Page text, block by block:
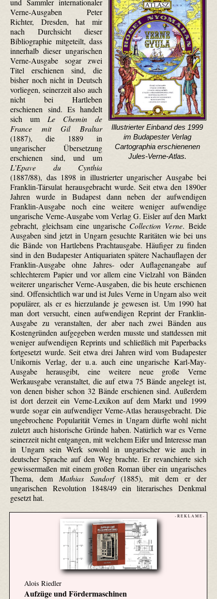
Illustrierter Einband des 1999
im Budapester Verlag
Cartographia erschienenen
Jules-Verne-Atlas.
und Sammler internationaler
Verne-Ausgaben Peter
Richter, Dresden, hat mir
nach Durchsicht dieser
Bibliographie mitgeteilt, dass
innerhalb dieser ungarischen
Verne-Ausgabe sogar zwei
Titel erschienen sind, die
bisher noch nicht in Deutsch
vorliegen, seinerzeit also auch
nicht bei Hartleben
erschienen sind. Es handelt
sich umLe Chemin de
France mit Gil Braltar
(1887), die 1889 in
ungarischer Übersetzung
erschienen sind, und um
L’Epave du Cynthia
(1887/88), das 1898 in illustrierter ungarischer Ausgabe bei
Franklin-Társulat herausgebracht wurde. Seit etwa den 1890er
Jahren wurde in Budapest dann neben der aufwendigen
Franklin-Ausgabe noch eine weitere weniger aufwendige
ungarische Verne-Ausgabe vom Verlag G. Eisler auf den Markt
gebracht, gleichsam eine ungarische Collection Verne. Beide
Ausgaben sind jetzt in Ungarn gesuchte Raritäten wie bei uns
die Bände von Hartlebens Prachtausgabe. Häufiger zu finden
sind in den Budapester Antiquariaten spätere Nach­auflagen der
Franklin-Ausgabe ohne Jahres- oder Auflagenangabe auf
schlechterem Papier und vor allem eine Vielzahl von Bänden
weiterer ungarischer Verne-Ausgaben, die bis heute erschienen
sind. Offensichtlich war und ist Jules Verne in Ungarn also weit
populärer, als er es hierzulande je gewesen ist. Um 1990 hat
man dort versucht, einen aufwendigen Reprint der Franklin-
Ausgabe zu veranstalten, der aber nach zwei Bänden aus
Kostengründen aufgegeben werden musste und stattdessen mit
weniger aufwendigen Reprints und schließlich mit Paper­backs
fortgesetzt wurde. Seit etwa drei Jahren wird vom Budapester
Unikornis Verlag, der u. a. auch eine ungarische Karl-May-
Ausgabe herausgibt, eine weitere neue große Verne
Werkausgabe veranstaltet, die auf etwa 75 Bände angelegt ist,
von denen bisher schon 32 Bände erschienen sind. Außerdem
ist dort derzeit ein Verne-Lexikon auf dem Markt und 1999
wurde sogar ein aufwendiger Verne-Atlas herausgebracht. Die
ungebrochene Popularität Vernes in Ungarn dürfte wohl nicht
zuletzt auch historische Gründe haben. Natürlich war es Verne
seinerzeit nicht entgangen, mit welchem Eifer und Interesse man
in Ungarn sein Werk sowohl in ungarischer wie auch in
deutscher Sprache auf den Weg brachte. Er revanchierte sich
gewissermaßen mit einem großen Roman über ein ungarisches
Thema, demMathias Sandorf(1885), mit dem er der
ungarischen Revolution 1848/49 ein literarisches Denkmal
gesetzt hat.
- R E K L A M E -
Alois Riedler
Aufzüge und Fördermaschinen